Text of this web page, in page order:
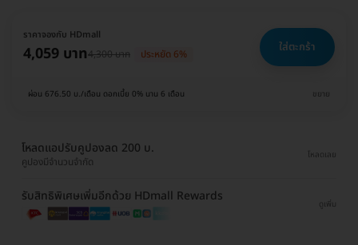
ราคาจองกับ HDmall
4,059 บาท4,300 บาท ประหยัด 6% ใส่ตะกร้า
ผ่อน 676.50 บ./เดือน ดอกเบี้ย 0% นาน 6 เดือน ขยาย
โหลดแอปรับคูปองลด 200 บ.
คูปองมีจำนวนจำกัด
โหลดเลย
รับสิทธิพิเศษเพิ่มอีกด้วย HDmall Rewards
ดูเพิ่ม